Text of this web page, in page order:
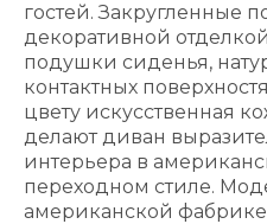
гостей. Закругленные
декоративной
подушки сиденья,
контактных
цвету искусственная
делают диван
интерьера в
переходном стиле.
американской